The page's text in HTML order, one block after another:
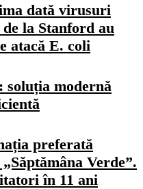
dată virusuri
la Stanford au
atacă E. coli
soluția modernă
preferată
Verde”.
în 11 ani